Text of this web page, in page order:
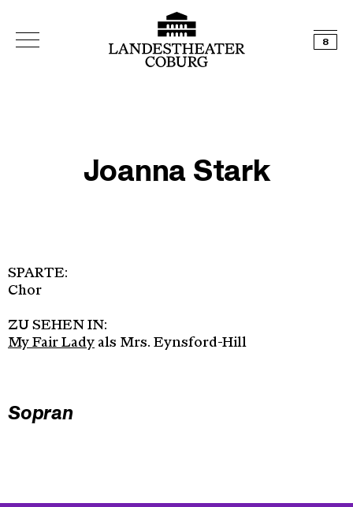
8
Joanna Stark
SPARTE:
Chor
ZU SEHEN IN:
My Fair Lady als Mrs. Eynsford-Hill
Sopran